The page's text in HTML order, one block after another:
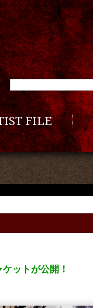
FILE
ットが公開！